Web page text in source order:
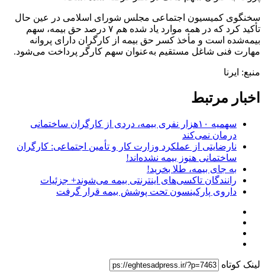
سخنگوی کمیسیون اجتماعی مجلس شورای اسلامی در عین حال
تأکید کرد که در همه موارد یاد شده هم ۷ درصد حق بیمه، سهم
بیمه‌شده است و مأخذ کسر حق بیمه از کارگران دارای پروانه
مهارت فنی شاغل مستقیم به‌عنوان سهم کارگر پرداخت می‌شود.
منبع: ایرنا
اخبار مرتبط
سهمیه ۱۰هزار نفری بیمه، دردی از کارگران ساختمانی
درمان نمی‌کند
نارضایتی از عملکرد وزارت کار و تأمین اجتماعی: کارگران
ساختمانی هنوز بیمه نشده‌اند!
به جای بیمه، طلا بخرید!
رانندگان تاکسی‌های اینترنتی بیمه می‌شوند+ جزئیات
داروی پارکینسون تحت پوشش بیمه قرار گرفت
لینک کوتاه